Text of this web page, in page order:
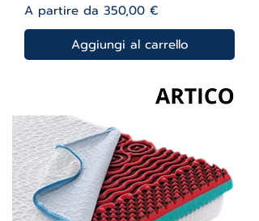
A partire da 350,00 €
Prezzo scontato
Aggiungi al carrello